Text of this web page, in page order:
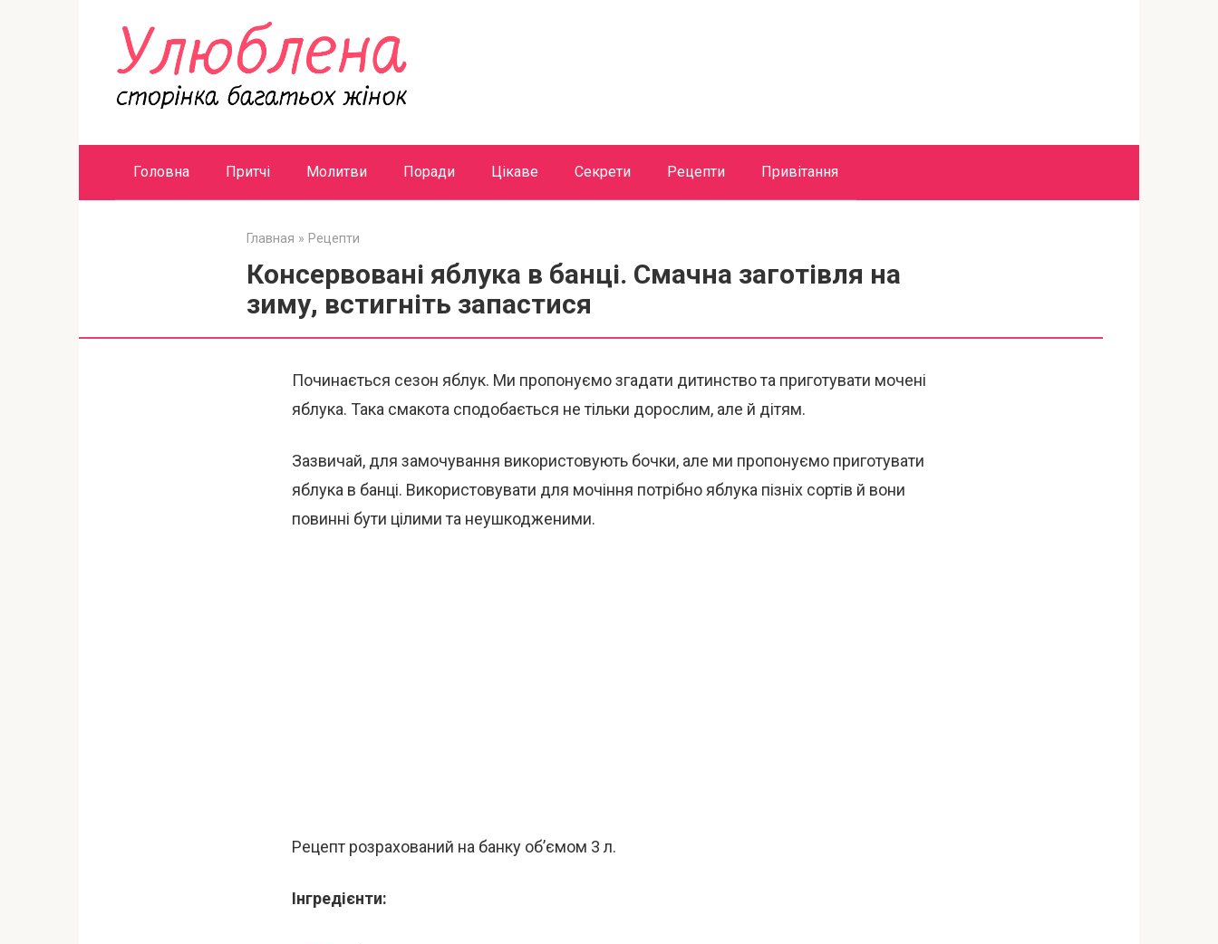
Головна Притчі Молитви Поради Цікаве Секрети Рецепти Привітання
Главная » Рецепти
Консервовані яблука в банці. Смачна заготівля на
зиму, встигніть запастися
Починається сезон яблук. Ми пропонуємо згадати дитинство та приготувати мочені
яблука. Така смакота сподобається не тільки дорослим, але й дітям.
Зазвичай, для замочування використовують бочки, але ми пропонуємо приготувати
яблука в банці. Використовувати для мочіння потрібно яблука пізніх сортів й вони
повинні бути цілими та неушкодженими.
Рецепт розрахований на банку об’ємом 3 л.
Інгредієнти: